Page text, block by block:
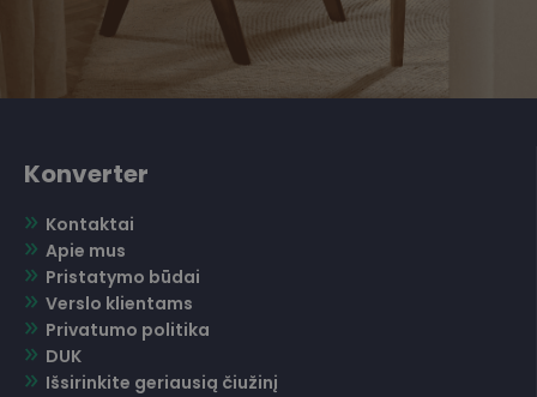
Konverter
Kontaktai
Apie mus
Pristatymo būdai
Verslo klientams
Privatumo politika
DUK
Išsirinkite geriausią čiužinį